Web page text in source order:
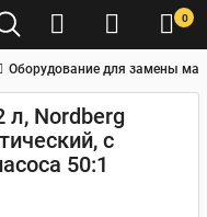
0
Оборудование для замены
л, Nordberg
с
50:1